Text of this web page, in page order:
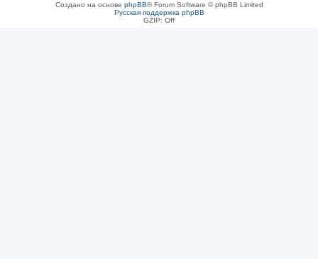
Создано на основе phpBB® Forum Software © phpBB Limited
Русская поддержка phpBB
GZIP: Off